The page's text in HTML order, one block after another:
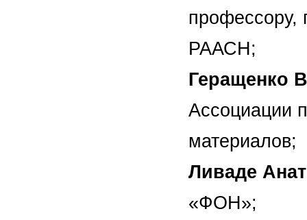
профессору,
РААСН;
Геращенко
Ассоциации
материалов;
Ливаде
«ФОН»;